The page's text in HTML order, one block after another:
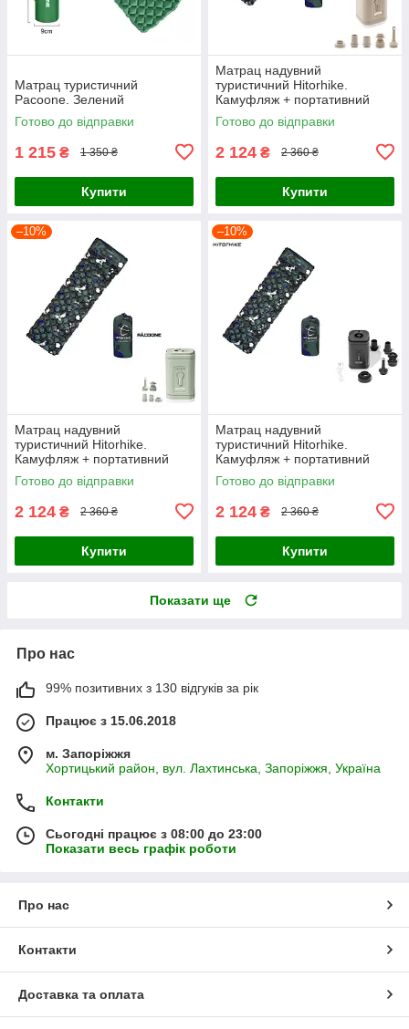
Матрац туристичний
Pacoone. Зелений
Готово до відправки
1 215 ₴ 1 350 ₴
Купити
Матрац надувний
туристичний Hitorhike.
Камуфляж + портативний
туристичний насос Pacoone з
ліхтариком. Хакі
Готово до відправки
2 124 ₴ 2 360 ₴
Купити
–10%
Матрац надувний
туристичний Hitorhike.
Камуфляж + портативний
туристичний насос Pacoone з
ліхтариком. Зелений
Готово до відправки
2 124 ₴ 2 360 ₴
Купити
–10%
Матрац надувний
туристичний Hitorhike.
Камуфляж + портативний
туристичний насос Pacoone з
ліхтариком. Чорний
Готово до відправки
2 124 ₴ 2 360 ₴
Купити
Показати ще
Про нас
99% позитивних з 130 відгуків за рік
Працює з 15.06.2018
м. Запоріжжя
Хортицький район, вул. Лахтинська, Запоріжжя, Україна
Контакти
Сьогодні працює з 08:00 до 23:00
Показати весь графік роботи
Про нас
Контакти
Доставка та оплата